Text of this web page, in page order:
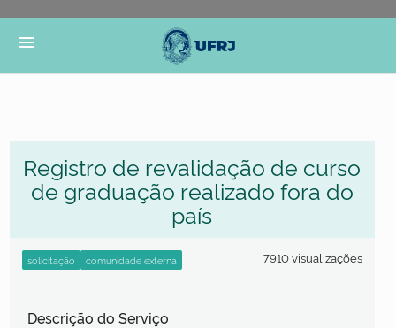
Portal do Governo Brasileiro
Governo
menu
Registro de revalidação de curso
de graduação realizado fora do
país
7910 visualizações
Descrição do Serviço